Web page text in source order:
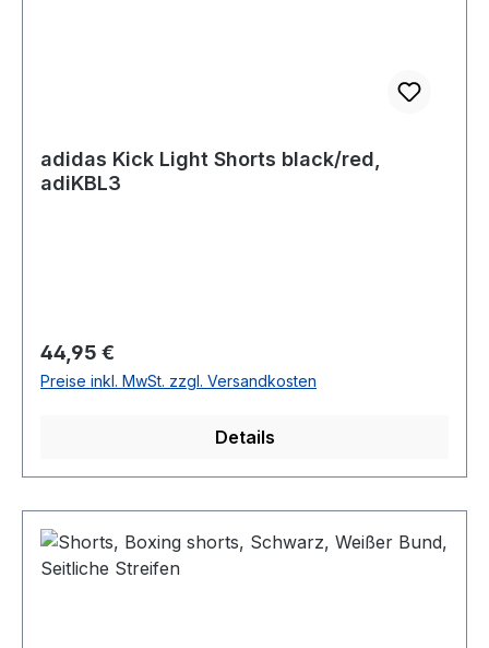
adidas Kick Light Shorts black/red,
adiKBL3
Regulärer Preis:
44,95 €
Preise inkl. MwSt. zzgl. Versandkosten
Details